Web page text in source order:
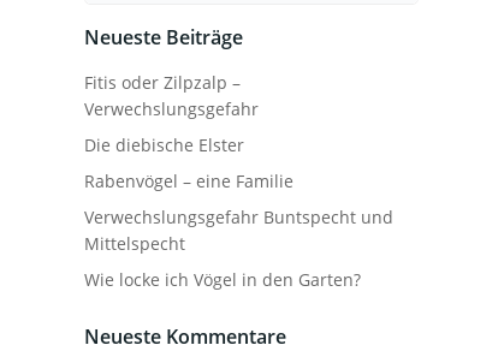
Neueste Beiträge
Fitis oder Zilpzalp –
Verwechslungsgefahr
Die diebische Elster
Rabenvögel – eine Familie
Verwechslungsgefahr Buntspecht und
Mittelspecht
Wie locke ich Vögel in den Garten?
Neueste Kommentare